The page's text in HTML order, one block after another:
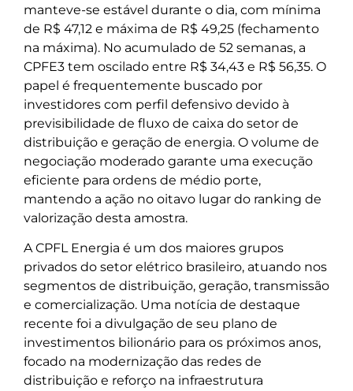
manteve-se estável durante o dia, com mínima
de R$ 47,12 e máxima de R$ 49,25 (fechamento
na máxima). No acumulado de 52 semanas, a
CPFE3 tem oscilado entre R$ 34,43 e R$ 56,35. O
papel é frequentemente buscado por
investidores com perfil defensivo devido à
previsibilidade de fluxo de caixa do setor de
distribuição e geração de energia. O volume de
negociação moderado garante uma execução
eficiente para ordens de médio porte,
mantendo a ação no oitavo lugar do ranking de
valorização desta amostra.
A CPFL Energia é um dos maiores grupos
privados do setor elétrico brasileiro, atuando nos
segmentos de distribuição, geração, transmissão
e comercialização. Uma notícia de destaque
recente foi a divulgação de seu plano de
investimentos bilionário para os próximos anos,
focado na modernização das redes de
distribuição e reforço na infraestrutura